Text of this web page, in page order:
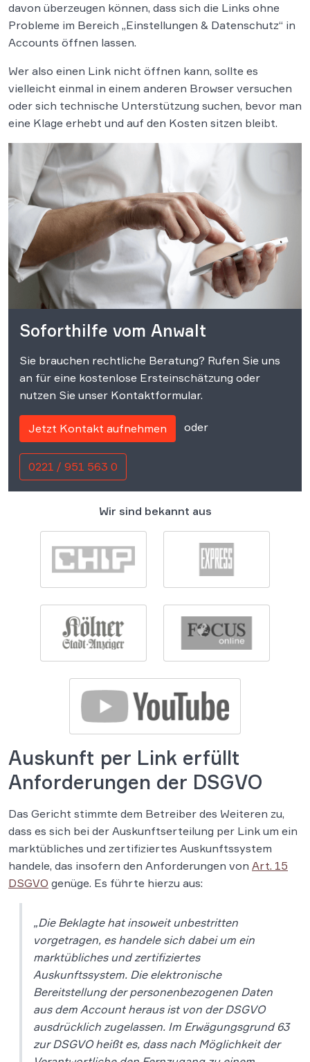
davon überzeugen können, dass sich die Links ohne
Probleme im Bereich „Einstellungen & Datenschutz“ in
Accounts öffnen lassen.
Wer also einen Link nicht öffnen kann, sollte es
vielleicht einmal in einem anderen Browser versuchen
oder sich technische Unterstützung suchen, bevor man
eine Klage erhebt und auf den Kosten sitzen bleibt.
Soforthilfe vom Anwalt
Sie brauchen rechtliche Beratung? Rufen Sie uns
an für eine kostenlose Ersteinschätzung oder
nutzen Sie unser Kontaktformular.
Jetzt Kontakt aufnehmen oder
0221 / 951 563 0
Wir sind bekannt aus
Auskunft per Link erfüllt
Anforderungen der DSGVO
Das Gericht stimmte dem Betreiber des Weiteren zu,
dass es sich bei der Auskunftserteilung per Link um ein
marktübliches und zertifiziertes Auskunftssystem
handele, das insofern den Anforderungen von Art. 15
DSGVO genüge. Es führte hierzu aus:
„Die Beklagte hat insoweit unbestritten
vorgetragen, es handele sich dabei um ein
marktübliches und zertifiziertes
Auskunftssystem. Die elektronische
Bereitstellung der personenbezogenen Daten
aus dem Account heraus ist von der DSGVO
ausdrücklich zugelassen. Im Erwägungsgrund 63
zur DSGVO heißt es, dass nach Möglichkeit der